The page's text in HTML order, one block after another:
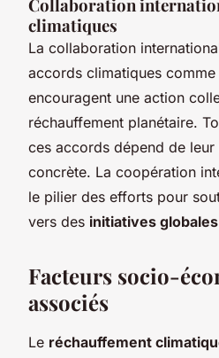
Collaboration
climatiques
La collaboration
accords climatiques comme
encouragent une action
réchauffement planétaire.
ces accords dépend de
concrète. La coopération
le pilier des efforts pour
vers des initiatives globales
Facteurs socio-
associés
Le réchauffement